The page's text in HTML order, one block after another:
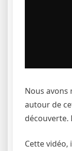
Nous
autour de
découverte.
Cette vidéo,